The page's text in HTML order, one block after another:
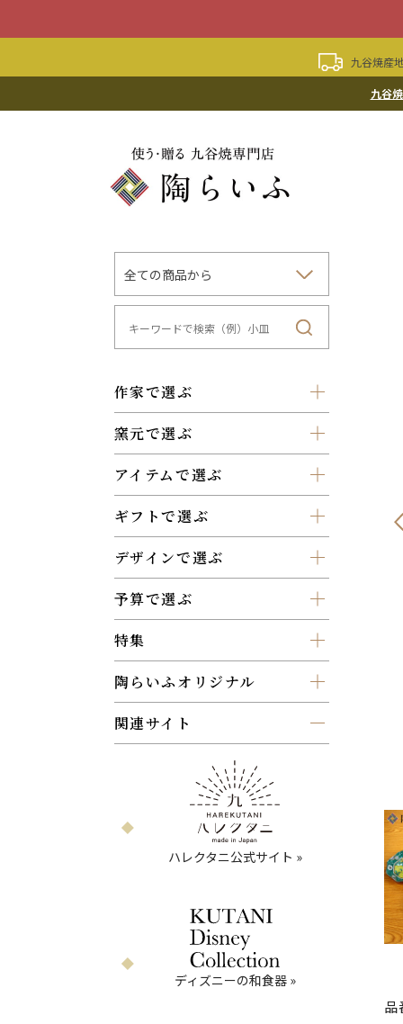
九谷焼産
九谷
作家で選ぶ
窯元で選ぶ
アイテムで選ぶ
ギフトで選ぶ
デザインで選ぶ
予算で選ぶ
特集
陶らいふオリジナル
関連サイト
ハレクタニ公式サイト »
ディズニーの和食器 »
品